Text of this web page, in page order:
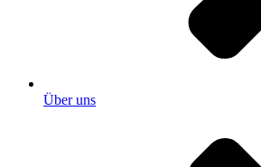
Über uns